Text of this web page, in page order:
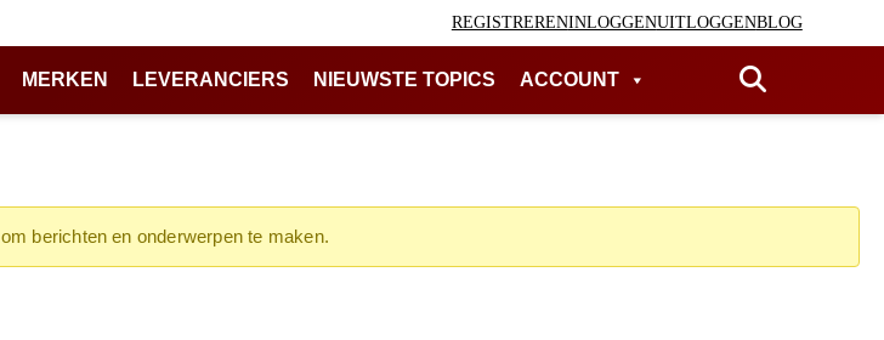
REGISTRERENINLOGGENUITLOGGENBLOG
MERKEN LEVERANCIERS NIEUWSTE TOPICS ACCOUNT
om berichten en onderwerpen te maken.